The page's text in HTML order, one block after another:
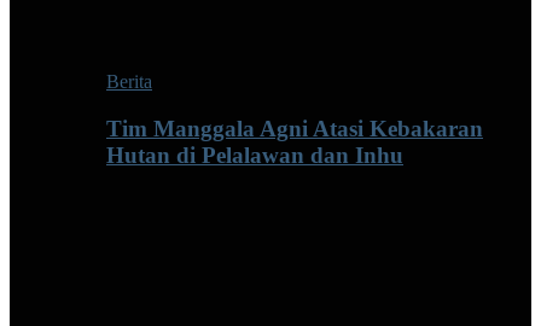
Berita
Tim Manggala Agni Atasi Kebakaran
Hutan di Pelalawan dan Inhu